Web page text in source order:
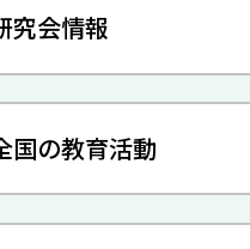
究会情報
国の教育活動